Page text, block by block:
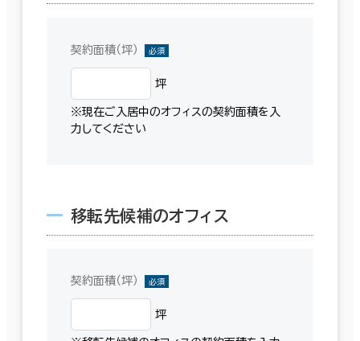
契約面積（坪） 必須
坪
※現在ご入居中のオフィスの契約面積を入
力してください
移転先候補のオフィス
契約面積（坪） 必須
坪